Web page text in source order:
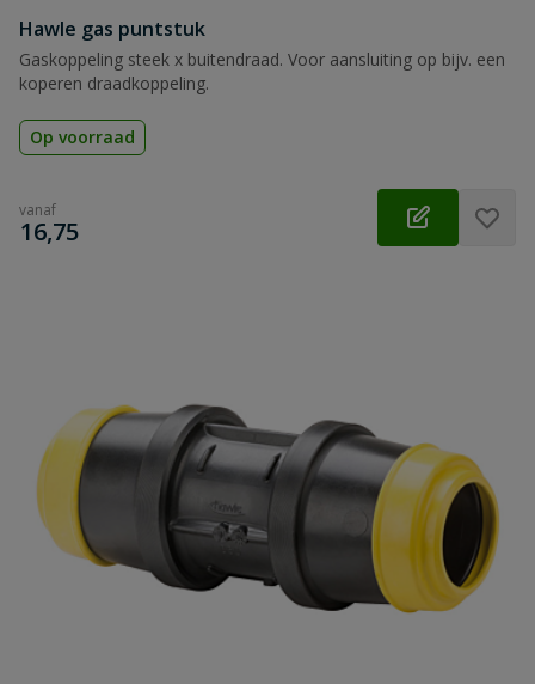
Hawle gas puntstuk
Gaskoppeling steek x buitendraad. Voor aansluiting op bijv. een
koperen draadkoppeling.
Op voorraad
vanaf
€
16,75